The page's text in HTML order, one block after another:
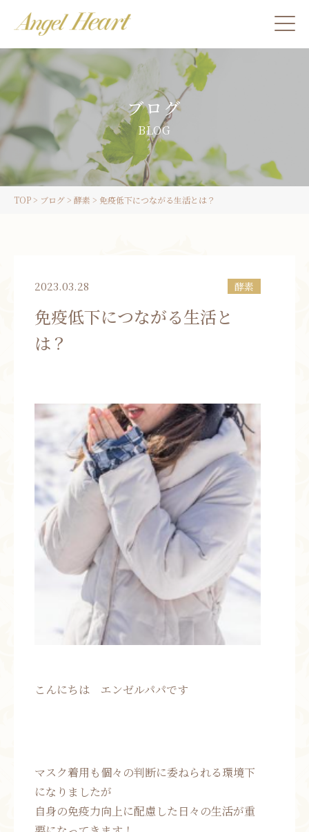
施術をご希望の方
カウンセリングをご希望の方へ
スクール受講生の方へ
お問い合わせ
お客様の声
活動実績
ブログ
BLOG
TOP> ブログ> 酵素 > 免疫低下につながる生活とは？
2023.03.28 酵素
免疫低下につながる生活と
は？
こんにちは エンゼルパパです
マスク着用も個々の判断に委ねられる環境下
になりましたが
自身の免疫力向上に配慮した日々の生活が重